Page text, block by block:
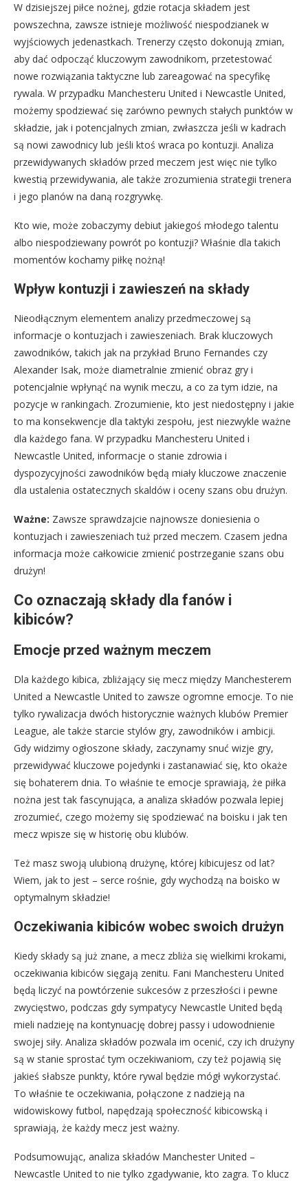
W dzisiejszej piłce nożnej, gdzie rotacja składem jest
powszechna, zawsze istnieje możliwość niespodzianek w
wyjściowych jedenastkach. Trenerzy często dokonują zmian,
aby dać odpocząć kluczowym zawodnikom, przetestować
nowe rozwiązania taktyczne lub zareagować na specyfikę
rywala. W przypadku Manchesteru United i Newcastle United,
możemy spodziewać się zarówno pewnych stałych punktów w
składzie, jak i potencjalnych zmian, zwłaszcza jeśli w kadrach
są nowi zawodnicy lub jeśli ktoś wraca po kontuzji. Analiza
przewidywanych składów przed meczem jest więc nie tylko
kwestią przewidywania, ale także zrozumienia strategii trenera
i jego planów na daną rozgrywkę.
Kto wie, może zobaczymy debiut jakiegoś młodego talentu
albo niespodziewany powrót po kontuzji? Właśnie dla takich
momentów kochamy piłkę nożną!
Wpływ kontuzji i zawieszeń na składy
Nieodłącznym elementem analizy przedmeczowej są
informacje o kontuzjach i zawieszeniach. Brak kluczowych
zawodników, takich jak na przykład Bruno Fernandes czy
Alexander Isak, może diametralnie zmienić obraz gry i
potencjalnie wpłynąć na wynik meczu, a co za tym idzie, na
pozycje w rankingach. Zrozumienie, kto jest niedostępny i jakie
to ma konsekwencje dla taktyki zespołu, jest niezwykle ważne
dla każdego fana. W przypadku Manchesteru United i
Newcastle United, informacje o stanie zdrowia i
dyspozycyjności zawodników będą miały kluczowe znaczenie
dla ustalenia ostatecznych skaldów i oceny szans obu drużyn.
Ważne: Zawsze sprawdzajcie najnowsze doniesienia o
kontuzjach i zawieszeniach tuż przed meczem. Czasem jedna
informacja może całkowicie zmienić postrzeganie szans obu
drużyn!
Co oznaczają składy dla fanów i
kibiców?
Emocje przed ważnym meczem
Dla każdego kibica, zbliżający się mecz między Manchesterem
United a Newcastle United to zawsze ogromne emocje. To nie
tylko rywalizacja dwóch historycznie ważnych klubów Premier
League, ale także starcie stylów gry, zawodników i ambicji.
Gdy widzimy ogłoszone składy, zaczynamy snuć wizje gry,
przewidywać kluczowe pojedynki i zastanawiać się, kto okaże
się bohaterem dnia. To właśnie te emocje sprawiają, że piłka
nożna jest tak fascynująca, a analiza składów pozwala lepiej
zrozumieć, czego możemy się spodziewać na boisku i jak ten
mecz wpisze się w historię obu klubów.
Też masz swoją ulubioną drużynę, której kibicujesz od lat?
Wiem, jak to jest – serce rośnie, gdy wychodzą na boisko w
optymalnym składzie!
Oczekiwania kibiców wobec swoich drużyn
Kiedy składy są już znane, a mecz zbliża się wielkimi krokami,
oczekiwania kibiców sięgają zenitu. Fani Manchesteru United
będą liczyć na powtórzenie sukcesów z przeszłości i pewne
zwycięstwo, podczas gdy sympatycy Newcastle United będą
mieli nadzieję na kontynuację dobrej passy i udowodnienie
swojej siły. Analiza składów pozwala im ocenić, czy ich drużyny
są w stanie sprostać tym oczekiwaniom, czy też pojawią się
jakieś słabsze punkty, które rywal będzie mógł wykorzystać.
To właśnie te oczekiwania, połączone z nadzieją na
widowiskowy futbol, napędzają społeczność kibicowską i
sprawiają, że każdy mecz jest ważny.
Podsumowując, analiza składów Manchester United –
Newcastle United to nie tylko zgadywanie, kto zagra. To klucz